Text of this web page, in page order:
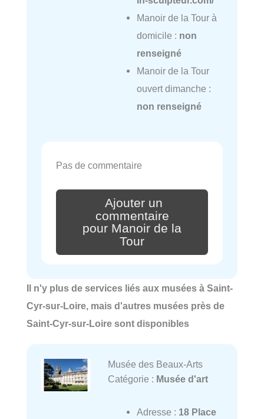
Manoir de la Tour à
domicile : non
renseigné
Manoir de la Tour
ouvert dimanche :
non renseigné
Pas de commentaire
Ajouter un
commentaire
pour Manoir de la
Tour
Il n'y plus de services liés aux musées à Saint-
Cyr-sur-Loire, mais d'autres musées près de
Saint-Cyr-sur-Loire sont disponibles
Musée des Beaux-Arts
Catégorie : Musée d'art
Adresse : 18 Place